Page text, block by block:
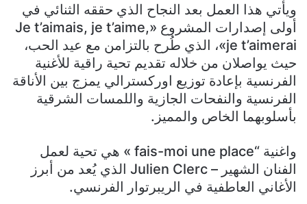
ويأتي هذا العمل بعد النجاح الذي حققه الثنائي في
أولى إصدارات المشروع «Je t’aimais, je t’aime,
je t’aimerai»، الذي طُرح بالتزامن مع عيد الحب،
حيث يواصلان من خلاله تقديم تحية راقية للأغنية
الفرنسية بإعادة توزيع اوركسترالي يمزج بين الأناقة
الفرنسية والنفحات الجازية واللمسات الشرقية
بأسلوبهما الخاص والمميز.
واغنية “fais-moi une place » هي تحية لعمل
الفنان الشهير – Julien Clerc الذي يُعد من أبرز
الأغاني العاطفية في الريبرتوار الفرنسي.